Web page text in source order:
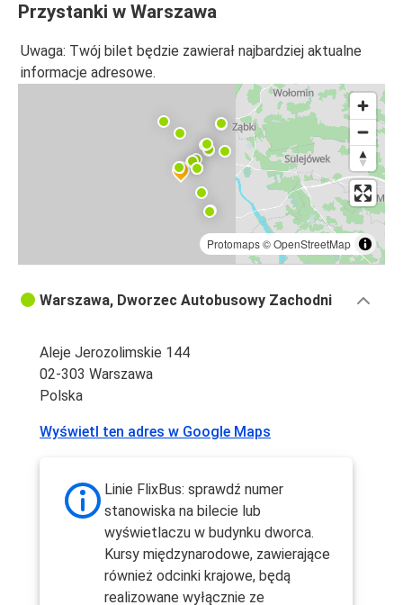
Przystanki w Warszawa
Uwaga: Twój bilet będzie zawierał najbardziej aktualne
informacje adresowe.
Protomaps©OpenStreetMap
Warszawa, Dworzec Autobusowy Zachodni
Aleje Jerozolimskie 144
02-303 Warszawa
Polska
Wyświetl ten adres w Google Maps
Linie FlixBus: sprawdź numer
stanowiska na bilecie lub
wyświetlaczu w budynku dworca.
Kursy międzynarodowe, zawierające
również odcinki krajowe, będą
realizowane wyłącznie ze